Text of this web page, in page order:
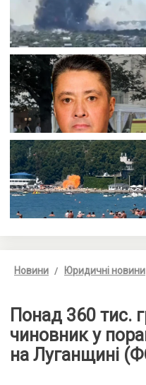
Новини Юридичні новини
Понад 360 тис.
чиновник у
на Луганщині